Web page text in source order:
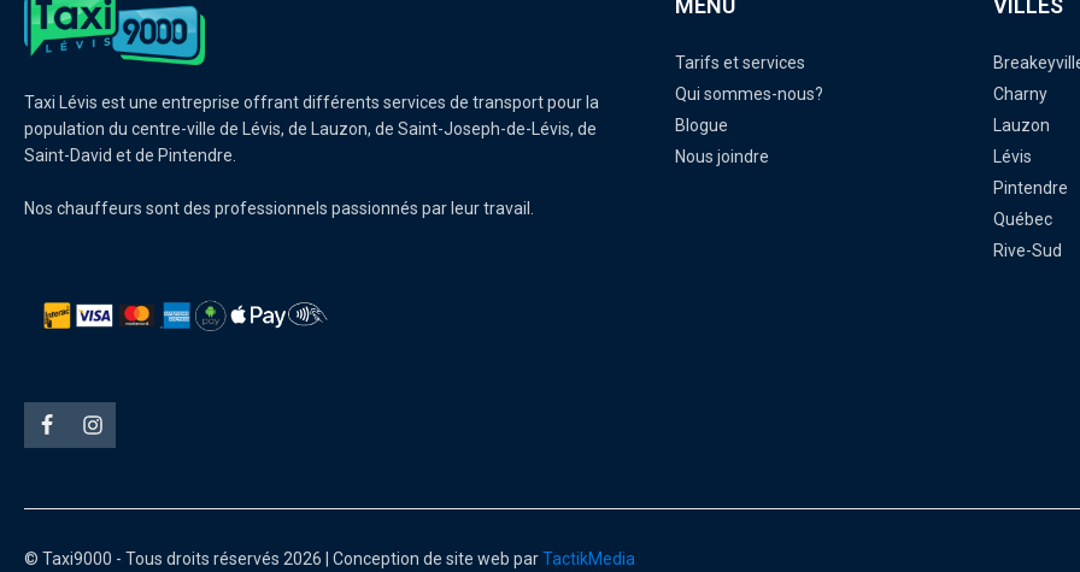
Taxi Lévis est une entreprise offrant différents services de transport pour la
population du centre-ville de Lévis, de Lauzon, de Saint-Joseph-de-Lévis, de
Saint-David et de Pintendre.
Nos chauffeurs sont des professionnels passionnés par leur travail.
MENU
Tarifs et services
Qui sommes-nous?
Blogue
Nous joindre
VILLES
Charny
Lauzon
Lévis
Pintendre
Québec
Rive-Sud
© Taxi9000 - Tous droits réservés 2026 | Conception de site web parTactikMedia